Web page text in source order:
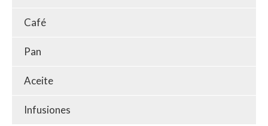
Café
Pan
Aceite
Infusiones